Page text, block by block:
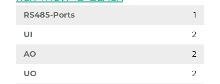
RS485-Ports 1
UI 2
AO 2
UO 2